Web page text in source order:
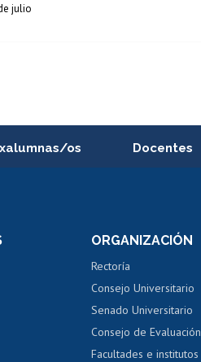
julio
os
de notas
alumnos
exalumnos
y grados
Docentes
Evaluación
Calificación
Postulación al
ORGANIZACIÓN
Rectoría
Consejo Universitario
Senado Universitario
Consejo de Evaluación
Facultades e institutos